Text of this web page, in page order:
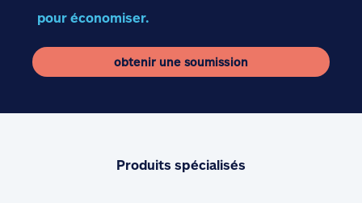
pour économiser.
obtenir une soumission
Produits spécialisés